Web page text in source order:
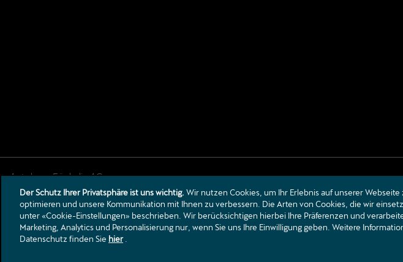
Zürichstrasse 24
8840 Einsiedeln
info@autohaus-fuechslin.ch
Tel.:+41 55 418 81 00
Der Schutz Ihrer Privatsphäre ist uns wichtig. Wir nutzen Cookies, um Ihr Erlebnis auf unserer Webseite
optimieren und unsere Kommunikation mit Ihnen zu verbessern. Die Arten von Cookies, die wir
unter «Cookie-Einstellungen» beschrieben. Wir berücksichtigen hierbei Ihre Präferenzen und
Marketing, Analytics und Personalisierung nur, wenn Sie uns Ihre Einwilligung geben. Weitere
Datenschutz finden Sie hier.